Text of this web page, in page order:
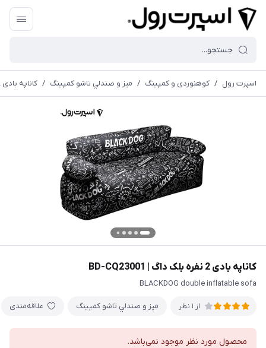
اسپرت رول / کوهنوردی و کمپینگ / ميز و صندلي تاشو كمپينگ / کاناپه بادی 2 نفره بلک داگ | BD-CQ23001
کاناپه بادی 2 نفره بلک داگ | BD-CQ23001
BLACKDOG double inflatable sofa
از 1 نظر ميز و صندلي تاشو كمپينگ علاقه‌مندی
محصول مورد نظر موجود نمی‌باشد.